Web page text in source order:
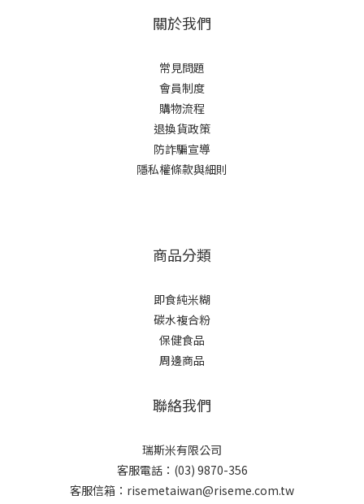
關於我們
常見問題
會員制度
購物流程
退換貨政策
防詐騙宣導
隱私權條款與細則
商品分類
即食純米糊
碳水複合粉
保健食品
周邊商品
聯絡我們
瑞斯米有限公司
客服電話：(03) 9870-356
客服信箱：risemetaiwan@riseme.com.tw